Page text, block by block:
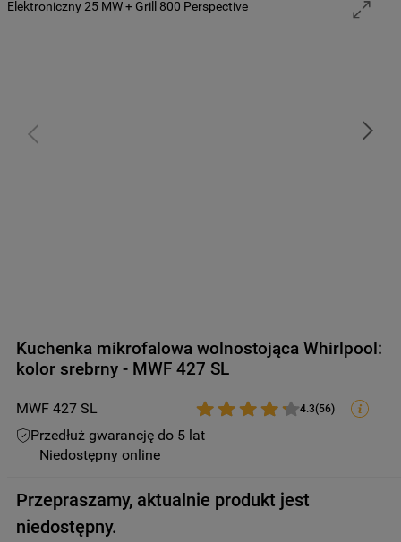
Kuchenka mikrofalowa wolnostojąca Whirlpool:
kolor srebrny - MWF 427 SL
MWF 427 SL 4.3(56)
Przedłuż gwarancję do 5 lat
Niedostępny online
Przepraszamy, aktualnie produkt jest
niedostępny.